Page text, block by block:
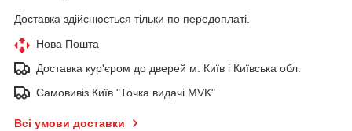
Доставка здійснюється тільки по передоплаті.
Нова Пошта
Доставка кур'єром до дверей м. Київ і Київська обл.
Самовивіз Київ "Точка видачі MVK"
Всі умови доставки